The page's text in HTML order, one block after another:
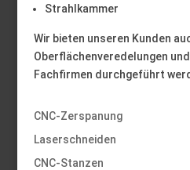
Strahlkammer
Wir bieten unseren Kunden
Oberflächenveredelungen
Fachfirmen durchgeführt
CNC-Zerspanung
Laserschneiden
CNC-Stanzen